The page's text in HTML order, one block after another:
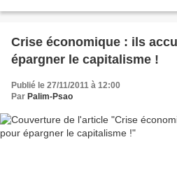
Crise économique : ils
épargner le capitalisme !
Publié le 27/11/2011 à 12:00
Par Palim-Psao